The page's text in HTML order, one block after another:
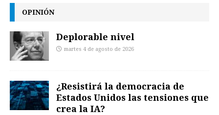
OPINIÓN
Deplorable nivel
martes 4 de agosto de 2026
¿Resistirá la democracia de
Estados Unidos las tensiones que
crea la IA?